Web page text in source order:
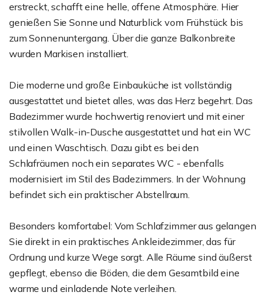
erstreckt, schafft eine helle, offene Atmosphäre. Hier
genießen Sie Sonne und Naturblick vom Frühstück bis
zum Sonnenuntergang. Über die ganze Balkonbreite
wurden Markisen installiert.
Die moderne und große Einbauküche ist vollständig
ausgestattet und bietet alles, was das Herz begehrt. Das
Badezimmer wurde hochwertig renoviert und mit einer
stilvollen Walk-in-Dusche ausgestattet und hat ein WC
und einen Waschtisch. Dazu gibt es bei den
Schlafräumen noch ein separates WC - ebenfalls
modernisiert im Stil des Badezimmers. In der Wohnung
befindet sich ein praktischer Abstellraum.
Besonders komfortabel: Vom Schlafzimmer aus gelangen
Sie direkt in ein praktisches Ankleidezimmer, das für
Ordnung und kurze Wege sorgt. Alle Räume sind äußerst
gepflegt, ebenso die Böden, die dem Gesamtbild eine
warme und einladende Note verleihen.